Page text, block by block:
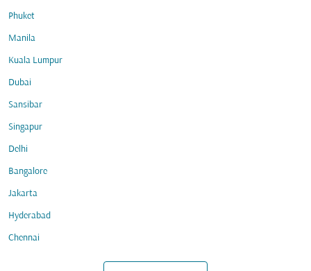
Phuket
Manila
Kuala Lumpur
Dubai
Sansibar
Singapur
Delhi
Bangalore
Jakarta
Hyderabad
Chennai